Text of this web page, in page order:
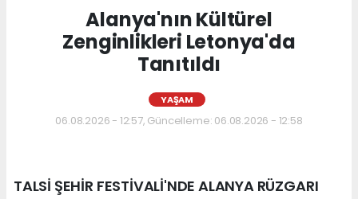
Alanya'nın Kültürel
Zenginlikleri Letonya'da
Tanıtıldı
YAŞAM
06.08.2026 - 12:57, Güncelleme: 06.08.2026 - 12:58
TALSİ ŞEHİR FESTİVALİ'NDE ALANYA RÜZGARI